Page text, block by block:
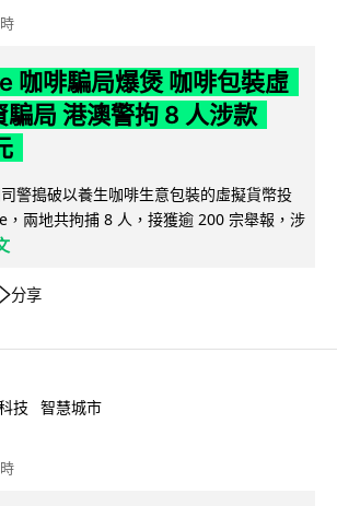
咖啡騙局爆煲 咖啡包裝虛
騙局 港澳警拘 8 人涉款
警搗破以養生咖啡生意包裝的虛擬貨幣投
兩地共拘捕 8 人，接獲逾 200 宗舉報，涉
分享
技 智慧城市